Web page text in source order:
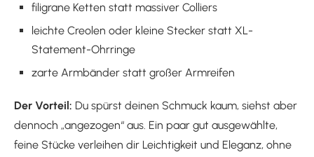
filigrane Ketten statt massiver Colliers
leichte Creolen oder kleine Stecker statt XL-
Statement-Ohrringe
zarte Armbänder statt großer Armreifen
Der Vorteil: Du spürst deinen Schmuck kaum, siehst aber
dennoch „angezogen“ aus. Ein paar gut ausgewählte,
feine Stücke verleihen dir Leichtigkeit und Eleganz, ohne